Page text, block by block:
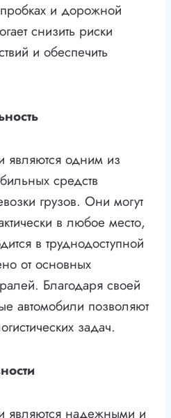
и дорожной
снизить риски
и обеспечить
являются одним из
средств
грузов. Они могут
в любое место,
в труднодоступной
от основных
Благодаря своей
автомобили позволяют
задач.
являются надежными и